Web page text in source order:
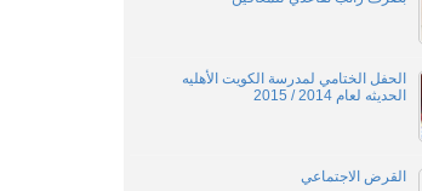
الحفل الختامي لمدرسة الكويت الأهليه
الحديثه لعام 2014 / 2015
القرض الاجتماعي